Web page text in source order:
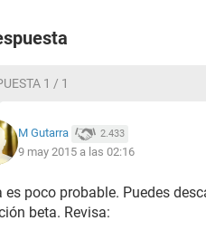
1 / 1
M Gutarra 2.433
9 may 2015 a las 02:16
es poco probable. Puedes
beta. Revisa: